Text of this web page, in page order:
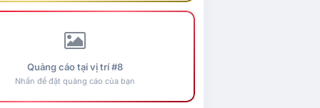
Quảng cáo tại vị trí #8
Nhấn để đặt quảng cáo của bạn